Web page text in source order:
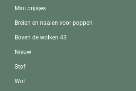
Mini prijsjes
Breien en naaien voor poppen
Boven de wolken 43
Nieuw
Stof
Wol